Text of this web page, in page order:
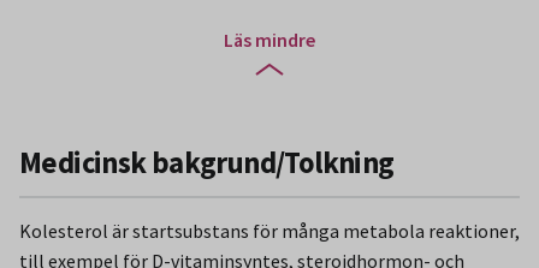
Läs mindre
Medicinsk bakgrund/Tolkning
Kolesterol är startsubstans för många metabola reaktioner,
till exempel för D-vitaminsyntes, steroidhormon- och